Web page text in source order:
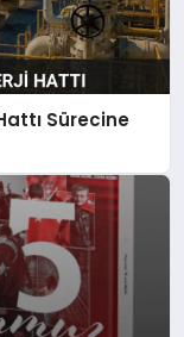
Sürecine